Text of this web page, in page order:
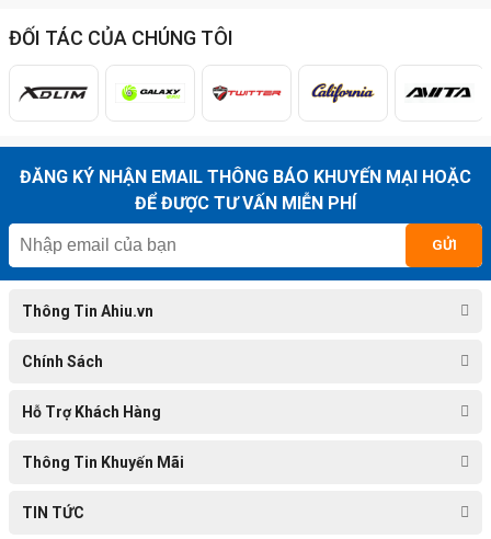
ĐỐI TÁC CỦA CHÚNG TÔI
ĐĂNG KÝ NHẬN EMAIL THÔNG BÁO KHUYẾN MẠI HOẶC
ĐỂ ĐƯỢC TƯ VẤN MIỄN PHÍ
GỬI
Thông Tin Ahiu.vn
Chính Sách
Hỗ Trợ Khách Hàng
Thông Tin Khuyến Mãi
TIN TỨC